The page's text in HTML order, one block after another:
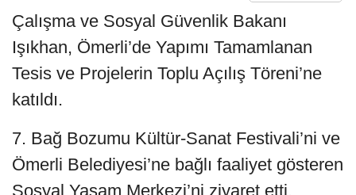
Çalışma ve Sosyal Güvenlik Bakanı
Işıkhan, Ömerli’de Yapımı Tamamlanan
Tesis ve Projelerin Toplu Açılış Töreni’ne
katıldı.
7. Bağ Bozumu Kültür-Sanat Festivali’ni ve
Ömerli Belediyesi’ne bağlı faaliyet gösteren
Sosyal Yaşam Merkezi’ni ziyaret etti.